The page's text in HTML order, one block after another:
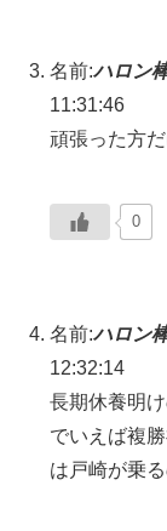
名前:ハロン
11:31:46
頑張った方
0
名前:ハロン
12:32:14
長期休養明
でいえば複
は戸崎が乗